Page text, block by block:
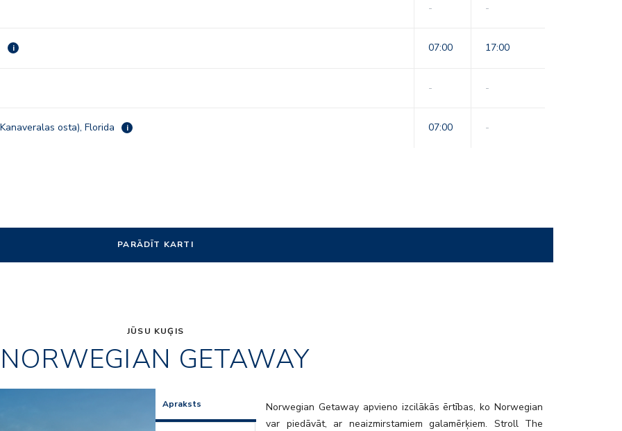
- -
i 07:00 17:00
- -
osta), Florida i 07:00 -
PARĀDĪT KARTI
JŪSU KUĢIS
NORWEGIAN GETAWAY
Apraksts
Norwegian Getaway apvieno izcilākās ērtības, ko Norwegian
var piedāvāt, ar neaizmirstamiem galamērķiem. Stroll The